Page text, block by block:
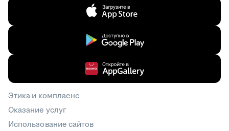
Этика и комплаенс
Оказание услуг
Использование сайтов